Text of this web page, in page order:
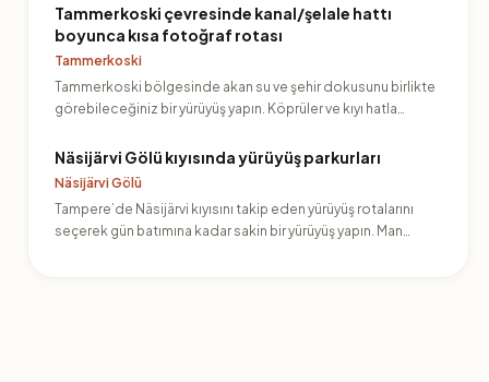
Tammerkoski çevresinde kanal/şelale hattı
boyunca kısa fotoğraf rotası
Tammerkoski
Tammerkoski bölgesinde akan su ve şehir dokusunu birlikte
görebileceğiniz bir yürüyüş yapın. Köprüler ve kıyı hatla…
Näsijärvi Gölü kıyısında yürüyüş parkurları
Näsijärvi Gölü
Tampere’de Näsijärvi kıyısını takip eden yürüyüş rotalarını
seçerek gün batımına kadar sakin bir yürüyüş yapın. Man…